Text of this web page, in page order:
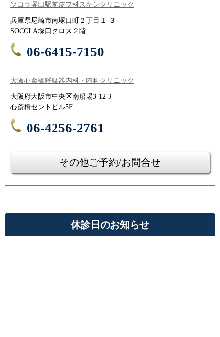
ソコラ塚口駅前皮フ科スキンクリニック
兵庫県尼崎市南塚口町２丁目１-３
SOCOLA塚口クロス２階
06-6415-7150
大阪心斎橋呼吸器内科・内科クリニック
大阪府大阪市中央区南船場3-12-3
心斎橋セントビル5F
06-4256-2761
その他ご予約/お問合せ
休診日のお知らせ